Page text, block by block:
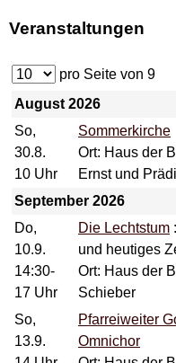
Veranstaltungen
pro Seite von 9
August 2026
So,
30.8.
10 Uhr
Sommerkirche
Ort: Haus der
Ernst und
September 2026
Do,
10.9.
14:30-
17 Uhr
Die Lechtstum
und heutiges
Ort: Haus der
Schieber
So,
13.9.
Pfarreiweiter
Omnichor